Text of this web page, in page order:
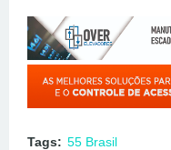
Tags: 55 Brasil